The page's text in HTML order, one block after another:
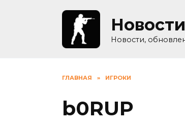
Новости
Новости,
ГЛАВНАЯ » ИГРОКИ
b0RUP